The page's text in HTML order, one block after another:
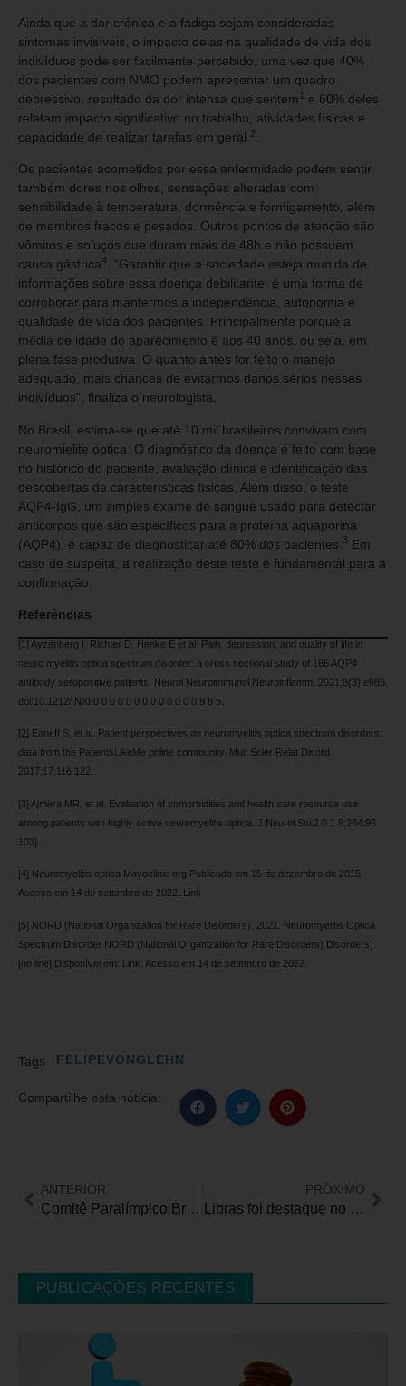
Ainda que a dor crônica e a fadiga sejam consideradas
sintomas invisíveis, o impacto delas na qualidade de vida dos
indivíduos pode ser facilmente percebido, uma vez que 40%
dos pacientes com NMO podem apresentar um quadro
depressivo, resultado da dor intensa que sentem1 e 60% deles
relatam impacto significativo no trabalho, atividades físicas e
capacidade de realizar tarefas em geral 2
Os pacientes acometidos por essa enfermidade podem sentir
também dores nos olhos, sensações alteradas com
sensibilidade à temperatura, dormência e formigamento, além
de membros fracos e pesados. Outros pontos de atenção são
vômitos e soluços que duram mais de 48h e não possuem
causa gástrica4
. “Garantir que a sociedade esteja munida de
informações sobre essa doença debilitante, é uma forma de
corroborar para mantermos a independência, autonomia e
qualidade de vida dos pacientes. Principalmente porque a
média de idade do aparecimento é aos 40 anos, ou seja, em
plena fase produtiva. O quanto antes for feito o manejo
adequado, mais chances de evitarmos danos sérios nesses
indivíduos”, finaliza o neurologista.
No Brasil, estima-se que até 10 mil brasileiros convivam com
neuromielite óptica. O diagnóstico da doença é feito com base
no histórico do paciente, avaliação clínica e identificação das
descobertas de características físicas. Além disso, o teste
AQP4-IgG, um simples exame de sangue usado para detectar
anticorpos que são específicos para a proteína aquaporina
(AQP4), é capaz de diagnosticar até 80% dos pacientes. 3 Em
caso de suspeita, a realização deste teste é fundamental para a
confirmação.
Referências
[1] Ayzenberg I, Richter D, Henke E et al. Pain, depression, and quality of life in
neuro myelitis optica spectrum disorder: a cross sectional study of 166 AQP4
antibody seropositive patients. Neurol Neuroimmunol Neuroinflamm. 2021;8(3):e985.
doi:10.1212/ NXI.0 0 0 0 0 0 0 0 0 0 0 0 0 9 8 5.
[2] Eaneff S, et al. Patient perspectives on neuromyelitis optica spectrum disorders:
data from the PatientsLikeMe online community. Mult Scler Relat Disord.
2017;17:116 122.
[3] Ajmera MR, et al. Evaluation of comorbidities and health care resource use
among patients with highly active neuromyelitis optica. J Neurol Sci.2 0 1 8;384:96
103]
[4] Neuromyelitis optica Mayoclinic org Publicado em 15 de dezembro de 2015
Acesso em 14 de setembro de 2022.
Link
[5] NORD (National Organization for Rare Disorders). 2021. Neuromyelitis Optica
Spectrum Disorder NORD (National Organization for Rare Disorders).Disorders).
[on line] Disponível em: Link . Acesso em 14 de setembro de 2022.
Tags FELIPEVONGLEHN
Compartilhe esta notícia:
ANTERIOR
Comitê Paralímpico Brasileiro rebate matéria que denúncia atletas paralímpicos
PRÓXIMO
Libras foi destaque no Primavera Sound
PUBLICAÇÕES RECENTES